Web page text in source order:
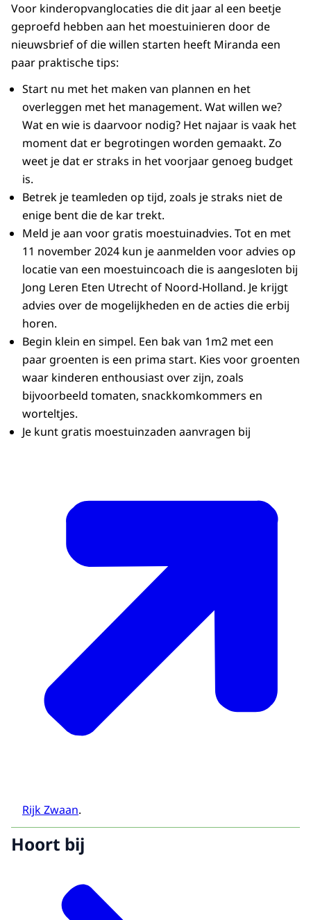
Voor kinderopvanglocaties die dit jaar al een beetje
geproefd hebben aan het moestuinieren door de
nieuwsbrief of die willen starten heeft Miranda een
paar praktische tips:
Start nu met het maken van plannen en het
overleggen met het management. Wat willen we?
Wat en wie is daarvoor nodig? Het najaar is vaak het
moment dat er begrotingen worden gemaakt. Zo
weet je dat er straks in het voorjaar genoeg budget
is.
Betrek je teamleden op tijd, zoals je straks niet de
enige bent die de kar trekt.
Meld je aan voor gratis moestuinadvies. Tot en met
11 november 2024 kun je aanmelden voor advies op
locatie van een moestuincoach die is aangesloten bij
Jong Leren Eten Utrecht of Noord-Holland. Je krijgt
advies over de mogelijkheden en de acties die erbij
horen.
Begin klein en simpel. Een bak van 1m2 met een
paar groenten is een prima start. Kies voor groenten
waar kinderen enthousiast over zijn, zoals
bijvoorbeeld tomaten, snackkomkommers en
worteltjes.
Je kunt gratis moestuinzaden aanvragen bij
Rijk Zwaan.
Hoort bij